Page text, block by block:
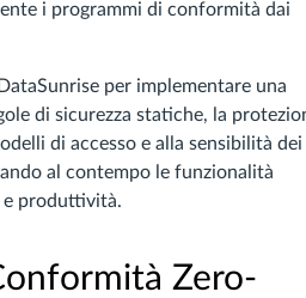
i programmi di conformità dai
per implementare una
di sicurezza statiche, la
di accesso e alla sensibilità dei
al contempo le funzionalità
e produttività.
Zero-